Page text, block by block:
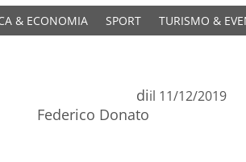
& ECONOMIA SPORT TURISMO &
di
Federico Donato
il 11/12/2019